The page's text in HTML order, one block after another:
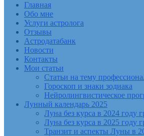
Главная
Обо мне
Услуги астролога
Отзывы
Астродатабанк
Новости
Контакты
Мои статьи
Статьи на тему
Гороскоп и знаки зодиака
Нейролингвистическое
Лунный календарь 2025
Луна без курса в 2024 году
Луна без курса в 2025 году
Транзит и аспекты Луны в